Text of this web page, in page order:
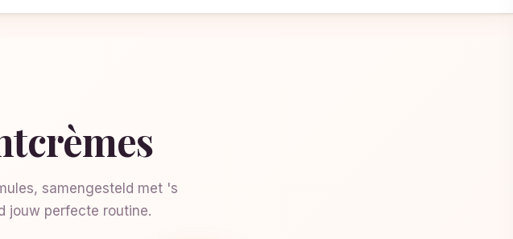
samengesteld met 's
jouw perfecte routine.